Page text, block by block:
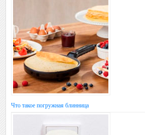
Что такое погружная блинница